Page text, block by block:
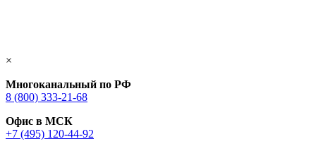
×
Многоканальный по РФ
8 (800) 333‑21-68
Офис в МСК
+7 (495) 120-44-92